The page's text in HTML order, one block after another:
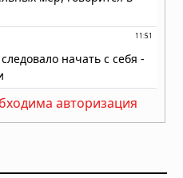
авторизация